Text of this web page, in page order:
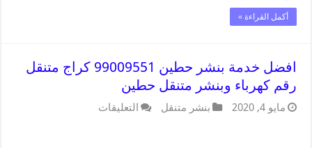
أكمل القراءة »
افضل خدمة بنشر حطين 99009551 كراج متنقل
رقم كهرباء وبنشر متنقل حطين
مايو 4, 2020 بنشر متنقل التعليقات